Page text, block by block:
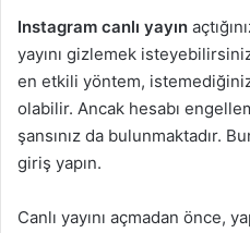
Instagram canlı yayın
yayını gizlemek
en etkili yöntem,
olabilir. Ancak hesabı
şansınız da bulunmaktadır.
giriş yapın.
Canlı yayını açmadan önce,